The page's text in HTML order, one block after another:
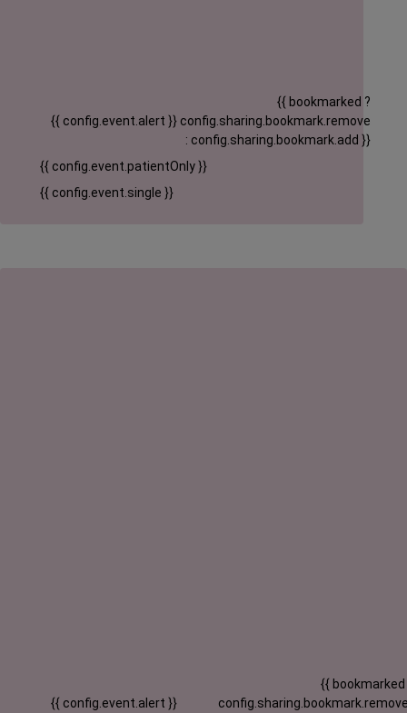
{{ config.event.alert }}
{{ bookmarked ?
config.sharing.bookmark.remove
: config.sharing.bookmark.add }}
{{ config.event.patientOnly }}
{{ config.event.single }}
{{ config.event.alert }}
{{ bookmarked